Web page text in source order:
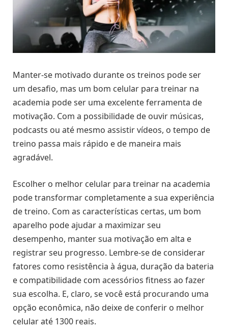
Manter-se motivado durante os treinos pode ser
um desafio, mas um bom celular para treinar na
academia pode ser uma excelente ferramenta de
motivação. Com a possibilidade de ouvir músicas,
podcasts ou até mesmo assistir vídeos, o tempo de
treino passa mais rápido e de maneira mais
agradável.
Escolher o melhor celular para treinar na academia
pode transformar completamente a sua experiência
de treino. Com as características certas, um bom
aparelho pode ajudar a maximizar seu
desempenho, manter sua motivação em alta e
registrar seu progresso. Lembre-se de considerar
fatores como resistência à água, duração da bateria
e compatibilidade com acessórios fitness ao fazer
sua escolha. E, claro, se você está procurando uma
opção econômica, não deixe de conferir o melhor
celular até 1300 reais.